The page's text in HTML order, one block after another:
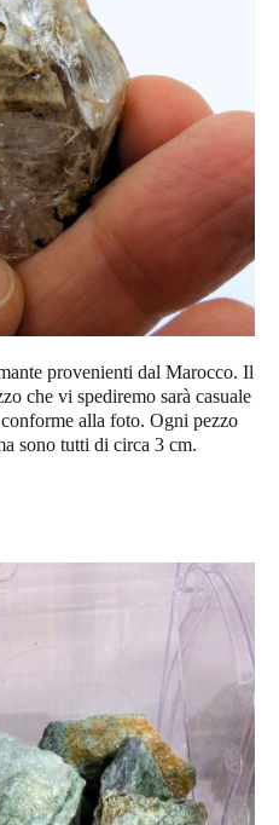
provenienti dal Marocco. Il
che vi spediremo sarà casuale
alla foto. Ogni pezzo
sono tutti di circa 3 cm.